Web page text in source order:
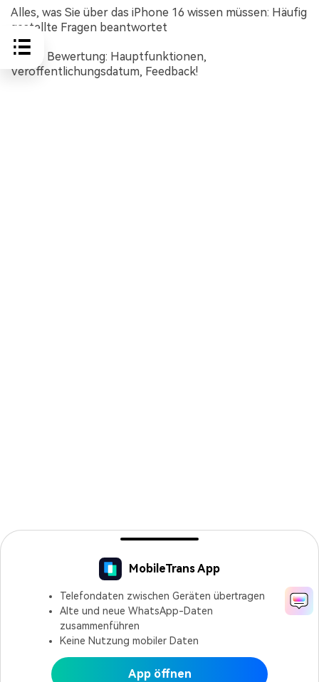
MobileTrans App
Telefondaten zwischen Geräten übertragen
Alte und neue WhatsApp-Daten
zusammenführen
Keine Nutzung mobiler Daten
App öffnen
Alles, was Sie über das iPhone 16 wissen müssen: Häufig
gestellte Fragen beantwortet
iOS 18 Bewertung: Hauptfunktionen,
Veröffentlichungsdatum, Feedback!